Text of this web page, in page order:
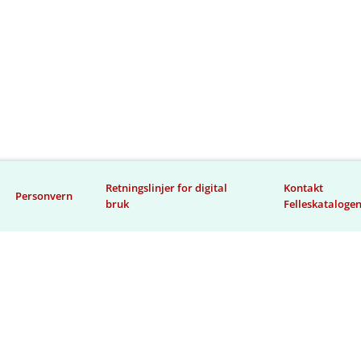
Personvern
Retningslinjer for digital
bruk
Kontakt
Felleskatalogen